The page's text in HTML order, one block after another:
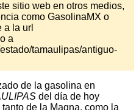
sitio web en otros medios,
como GasolinaMX o
a la url
a
tamaulipas/antiguo-
de la gasolina en
del día de hoy
de la Magna, como la